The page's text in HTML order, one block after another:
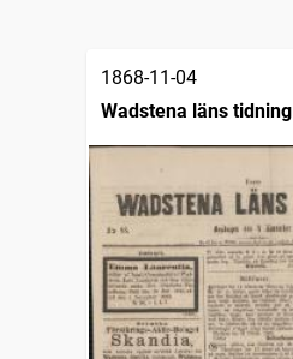
1868-11-04
Wadstena läns tidning